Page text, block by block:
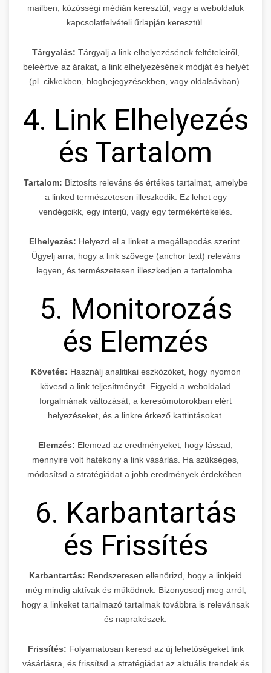
mailben, közösségi médián keresztül, vagy a weboldaluk
kapcsolatfelvételi űrlapján keresztül.
Tárgyalás: Tárgyalj a link elhelyezésének feltételeiről,
beleértve az árakat, a link elhelyezésének módját és helyét
(pl. cikkekben, blogbejegyzésekben, vagy oldalsávban).
4. Link Elhelyezés
és Tartalom
Tartalom: Biztosíts releváns és értékes tartalmat, amelybe
a linked természetesen illeszkedik. Ez lehet egy
vendégcikk, egy interjú, vagy egy termékértékelés.
Elhelyezés: Helyezd el a linket a megállapodás szerint.
Ügyelj arra, hogy a link szövege (anchor text) releváns
legyen, és természetesen illeszkedjen a tartalomba.
5. Monitorozás
és Elemzés
Követés: Használj analitikai eszközöket, hogy nyomon
kövesd a link teljesítményét. Figyeld a weboldalad
forgalmának változását, a keresőmotorokban elért
helyezéseket, és a linkre érkező kattintásokat.
Elemzés: Elemezd az eredményeket, hogy lássad,
mennyire volt hatékony a link vásárlás. Ha szükséges,
módosítsd a stratégiádat a jobb eredmények érdekében.
6. Karbantartás
és Frissítés
Karbantartás: Rendszeresen ellenőrizd, hogy a linkjeid
még mindig aktívak és működnek. Bizonyosodj meg arról,
hogy a linkeket tartalmazó tartalmak továbbra is relevánsak
és naprakészek.
Frissítés: Folyamatosan keresd az új lehetőségeket link
vásárlásra, és frissítsd a stratégiádat az aktuális trendek és